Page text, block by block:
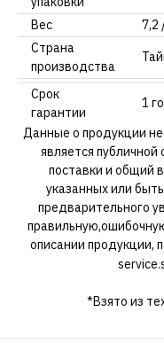
Вес
7,2
Страна
производства
Срок
гарантии
1
Данные о продукции
является
поставки и общий
указанных или
предварительного
описании продукции,
*Взято из